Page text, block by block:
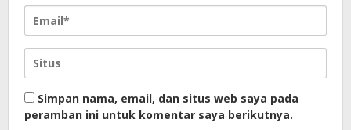
Simpan nama, email, dan situs web saya pada
peramban ini untuk komentar saya berikutnya.